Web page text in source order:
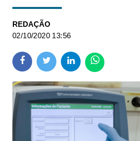
REDAÇÃO
02/10/2020 13:56